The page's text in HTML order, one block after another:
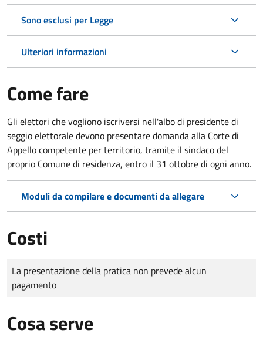
Sono esclusi per Legge
Ulteriori informazioni
Come fare
Gli elettori che vogliono iscriversi nell'albo di presidente di
seggio elettorale devono presentare domanda alla Corte di
Appello competente per territorio, tramite il sindaco del
proprio Comune di residenza, entro il 31 ottobre di ogni anno.
Moduli da compilare e documenti da allegare
Costi
Tipo di pagamento
Importo
La presentazione della pratica non prevede alcun
pagamento
Cosa serve